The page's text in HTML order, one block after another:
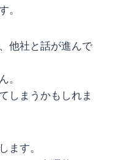
。
他社と話が進んで
。
しまうかもしれま
ます。